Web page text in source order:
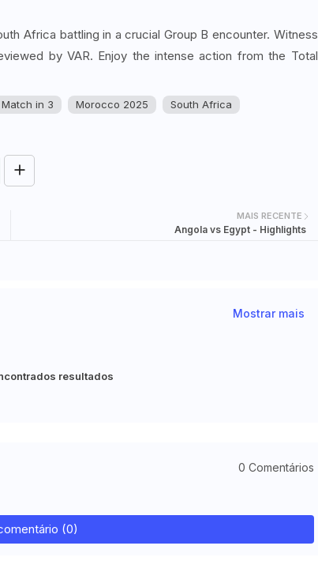
Africa battling in a crucial Group B encounter. Witness
by VAR. Enjoy the intense action from the Total
Match in 3 Morocco 2025
South Africa
MAIS RECENTE
Angola vs Egypt - Highlights
Mostrar mais
resultados
0 Comentários
(0)